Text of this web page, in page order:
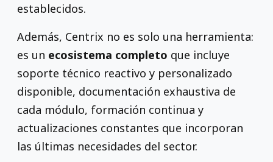
establecidos.
Además, Centrix no es solo una herramienta:
es un ecosistema completo que incluye
soporte técnico reactivo y personalizado
disponible, documentación exhaustiva de
cada módulo, formación continua y
actualizaciones constantes que incorporan
las últimas necesidades del sector.